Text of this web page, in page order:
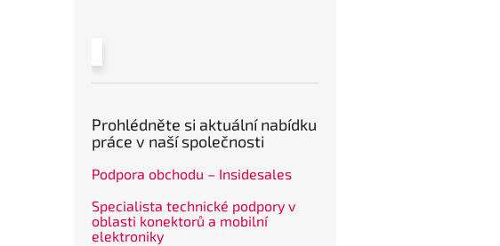
Prohlédněte si aktuální nabídku
práce v naší společnosti
Podpora obchodu – Insidesales
Specialista technické podpory v
oblasti konektorů a mobilní
elektroniky